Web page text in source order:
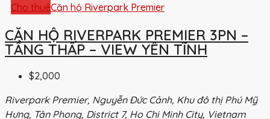
Cho thuêCăn hộ Riverpark Premier
CĂN HỘ RIVERPARK PREMIER 3PN –
TẦNG THẤP – VIEW YÊN TĨNH
$2,000
Riverpark Premier, Nguyễn Đức Cảnh, Khu đô thị Phú Mỹ
Hưng, Tân Phong, District 7, Ho Chi Minh City, Vietnam